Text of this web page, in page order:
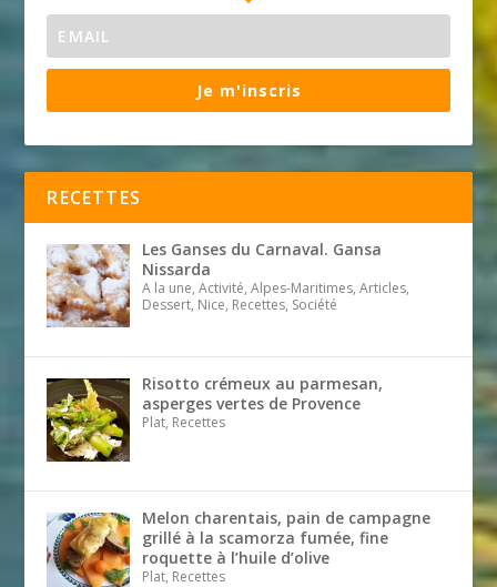
Je m'inscris
RECETTES
Les Ganses du Carnaval. Gansa
Nissarda
A la une, Activité, Alpes-Maritimes, Articles,
Dessert, Nice, Recettes, Société
Risotto crémeux au parmesan,
asperges vertes de Provence
Plat, Recettes
Melon charentais, pain de campagne
grillé à la scamorza fumée, fine
roquette à l’huile d’olive
Plat, Recettes